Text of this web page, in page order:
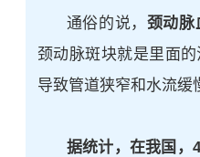
通俗的说， 颈动脉
颈动脉斑块就是里面的
导致管道狭窄和水流缓
据统计，在我国，